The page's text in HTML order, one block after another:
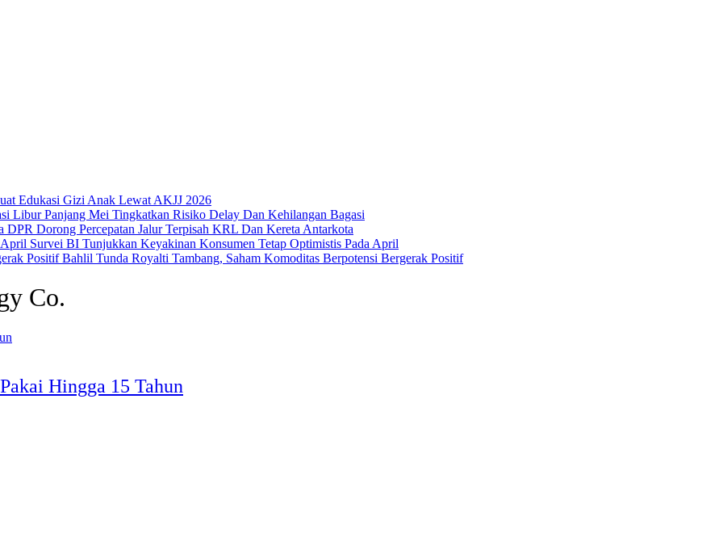
Edukasi Gizi Anak Lewat AKJJ 2026
Libur Panjang Mei Tingkatkan Risiko Delay Dan Kehilangan Bagasi
DPR Dorong Percepatan Jalur Terpisah KRL Dan Kereta Antarkota
Survei BI Tunjukkan Keyakinan Konsumen Tetap Optimistis Pada April
Bahlil Tunda Royalti Tambang, Saham Komoditas Berpotensi Bergerak Positif
Co.
Hingga 15 Tahun